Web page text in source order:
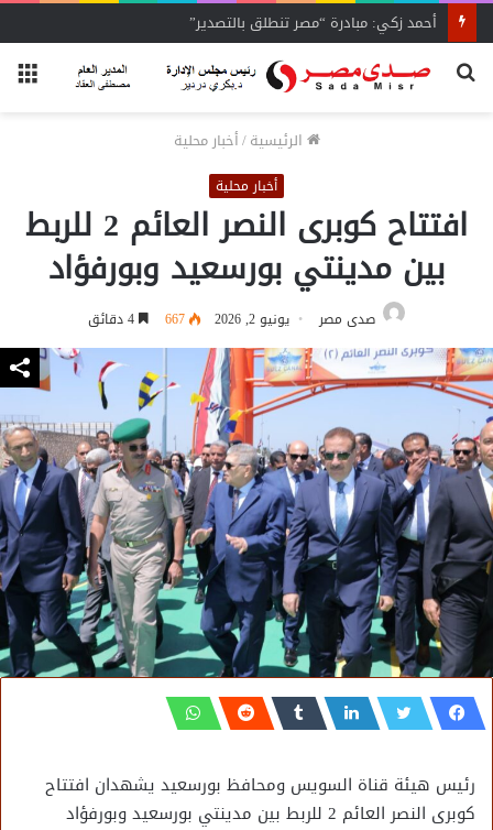
أحمد زكي: مبادرة “مصر تنطلق بالتصدير”
بحث
الرئيسية/أخبار محلية
أخبار محلية
افتتاح كوبرى النصر العائم 2 للربط
بين مدينتي بورسعيد وبورفؤاد
صدى مصر يونيو 2, 2026 667
رئيس هيئة قناة السويس ومحافظ بورسعيد يشهدان افتتاح
كوبرى النصر العائم 2 للربط بين مدينتي بورسعيد وبورفؤاد